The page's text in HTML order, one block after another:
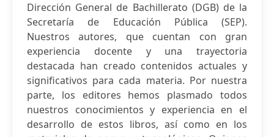
Dirección General de Bachillerato (DGB) de la
Secretaría de Educación Pública (SEP).
Nuestros autores, que cuentan con gran
experiencia docente y una trayectoria
destacada han creado contenidos actuales y
significativos para cada materia. Por nuestra
parte, los editores hemos plasmado todos
nuestros conocimientos y experiencia en el
desarrollo de estos libros, así como en los